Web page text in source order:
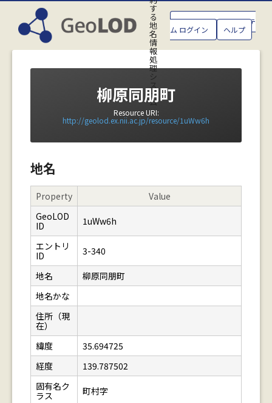
す
る
地
名
情
報
処
理
シ
ス
テ
ム
GeoLOD地名管理システ
ム ログイン ヘルプ
柳原同朋町
Resource URI:
http://geolod.ex.nii.ac.jp/resource/1uWw6h
地名
Property
Value
GeoLOD
ID
1uWw6h
エントリ
ID
3-340
地名
柳原同朋町
地名かな
住所（現
在）
緯度
35.694725
経度
139.787502
固有名ク
ラス
町村字